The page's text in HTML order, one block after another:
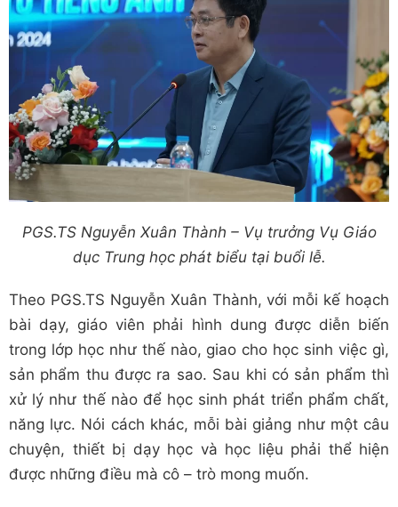
PGS.TS Nguyễn Xuân Thành – Vụ trưởng Vụ Giáo
dục Trung học phát biểu tại buổi lễ.
Theo PGS.TS Nguyễn Xuân Thành, với mỗi kế hoạch
bài dạy, giáo viên phải hình dung được diễn biến
trong lớp học như thế nào, giao cho học sinh việc gì,
sản phẩm thu được ra sao. Sau khi có sản phẩm thì
xử lý như thế nào để học sinh phát triển phẩm chất,
năng lực. Nói cách khác, mỗi bài giảng như một câu
chuyện, thiết bị dạy học và học liệu phải thể hiện
được những điều mà cô – trò mong muốn.